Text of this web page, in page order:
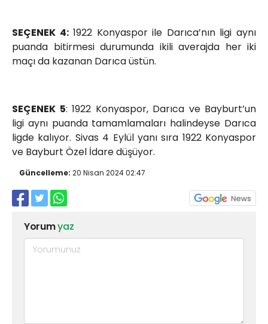
SEÇENEK 4:1922 Konyaspor ile Darıca’nın ligi aynı
puanda bitirmesi durumunda ikili averajda her iki
maçı da kazanan Darıca üstün.
SEÇENEK 5: 1922 Konyaspor, Darıca ve Bayburt’un
ligi aynı puanda tamamlamaları halindeyse Darıca
ligde kalıyor. Sivas 4 Eylül yanı sıra 1922 Konyaspor
ve Bayburt Özel İdare düşüyor.
Güncelleme: 20 Nisan 2024 02:47
Yorumyaz